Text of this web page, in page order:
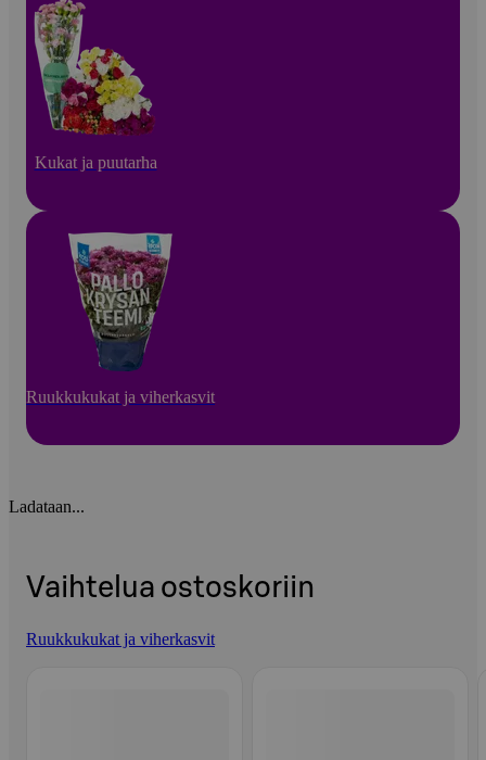
Kukat ja puutarha
Ruukkukukat ja viherkasvit
Ladataan...
Vaihtelua ostoskoriin
Ruukkukukat ja viherkasvit